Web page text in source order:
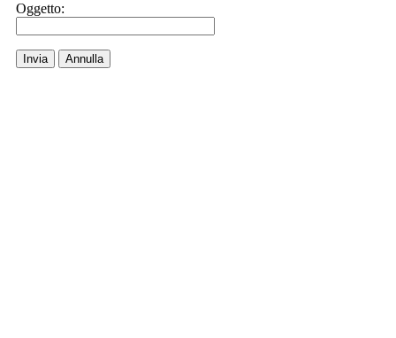
Oggetto:
Invia Annulla